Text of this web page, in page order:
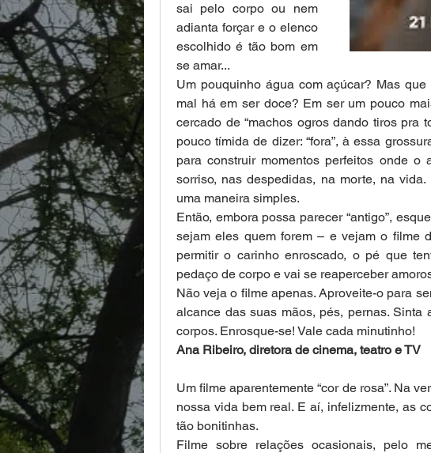
sai pelo corpo ou nem
adianta forçar e o elenco
escolhido é tão bom em
se amar...
Um pouquinho água com açúcar? Mas
mal há em ser doce? Em ser um pouco
cercado de “machos ogros dando tiros pra
pouco tímida de dizer: “fora”, à essa
para construir momentos perfeitos onde
sorriso, nas despedidas, na morte, na
uma maneira simples.
Então, embora possa parecer “antigo”,
sejam eles quem forem – e vejam o filme
permitir o carinho enroscado, o pé que
pedaço de corpo e vai se reaperceber
Não veja o filme apenas. Aproveite-o para
alcance das suas mãos, pés, pernas.
corpos. Enrosque-se! Vale cada minutinho!
Ana Ribeiro, diretora de cinema, teatro e TV
Um filme aparentemente “cor de rosa”. Na
nossa vida bem real. E aí, infelizmente, as
tão bonitinhas.
Filme sobre relações ocasionais, pelo